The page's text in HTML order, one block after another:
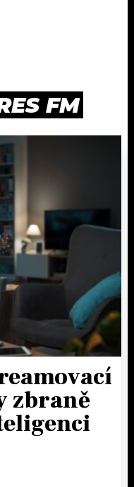
FM
zbraně